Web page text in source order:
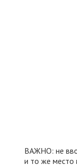
ВАЖНО: не
и то же место